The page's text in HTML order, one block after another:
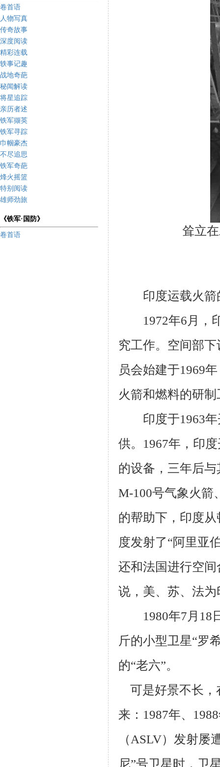
卷首语
人物写真
传奇故事
深度阅读
精彩连载
轶事记趣
战地奇葩
秘闻解读
将星追踪
亲历者述
铁军撷英
铁军寻踪
巾帼豪杰
不尽追思
铁军奇葩
烽火摇篮
特别阅读
雄师劲旅
《铁军·国防》
卷首语 耸立
印度运载火箭
1972年6月，
究工作。空间部
员会始建于1969
火箭和燃料的研
印度于1963
供。 1967年，印
的设备，三年后
M-100号气象火箭
的帮助下，印度
度发射了“阿里亚
还和法国进行空
说，美、苏、法
1980年7月 18
斤的小型卫星“罗
的“老六”。
可是好景不长
来： 1987年、 1988
（ASLV）发射屡
尼”号卫星时，卫